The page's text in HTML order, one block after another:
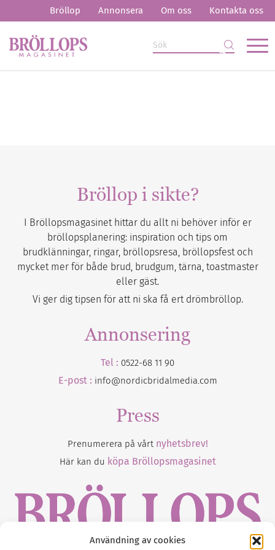
Användning av cookies
Bröllop Annonsera Om oss Kontakta oss
Bröllop i sikte?
I Bröllopsmagasinet hittar du allt ni behöver inför er
bröllopsplanering: inspiration och tips om
brudklänningar, ringar, bröllopsresa, bröllopsfest och
mycket mer för både brud, brudgum, tärna, toastmaster
eller gäst.
Vi ger dig tipsen för att ni ska få ert drömbröllop.
Annonsering
Tel : 0522-68 11 90
E-post : info@nordicbridalmedia.com
Press
Prenumerera på vårt nyhetsbrev!
Här kan du köpa Bröllopsmagasinet